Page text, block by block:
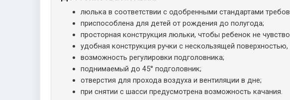
люлька в соответствии с одобренными стандартами
приспособлена для детей от рождения до полугода;
просторная конструкция люльки, чтобы ребенок не
удобная конструкция ручки с нескользящей
возможность регулировки подголовника;
поднимаемый до 45° подголовник;
отверстия для прохода воздуха и вентиляции в дне;
при снятии с шасси предусмотрена возможность качания.